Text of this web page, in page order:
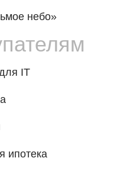
небо»
IT
ипотека